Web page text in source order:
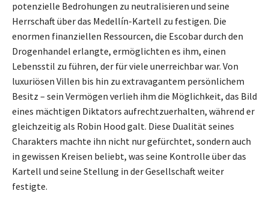
potenzielle Bedrohungen zu neutralisieren und seine
Herrschaft über das Medellín-Kartell zu festigen. Die
enormen finanziellen Ressourcen, die Escobar durch den
Drogenhandel erlangte, ermöglichten es ihm, einen
Lebensstil zu führen, der für viele unerreichbar war. Von
luxuriösen Villen bis hin zu extravagantem persönlichem
Besitz – sein Vermögen verlieh ihm die Möglichkeit, das Bild
eines mächtigen Diktators aufrechtzuerhalten, während er
gleichzeitig als Robin Hood galt. Diese Dualität seines
Charakters machte ihn nicht nur gefürchtet, sondern auch
in gewissen Kreisen beliebt, was seine Kontrolle über das
Kartell und seine Stellung in der Gesellschaft weiter
festigte.